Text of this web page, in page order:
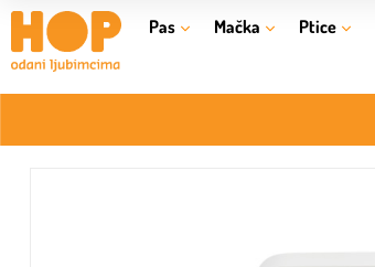
Pas Mačka Ptice